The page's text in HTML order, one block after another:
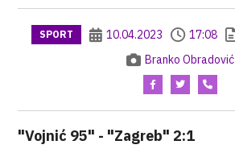
SPORT 10.04.2023 17:08
Branko Obradović
"Vojnić 95" - "Zagreb" 2:1